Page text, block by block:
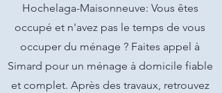
Hochelaga-Maisonneuve: Vous êtes
occupé et n'avez pas le temps de vous
occuper du ménage ? Faites appel à
Simard pour un ménage à domicile fiable
et complet. Après des travaux, retrouvez